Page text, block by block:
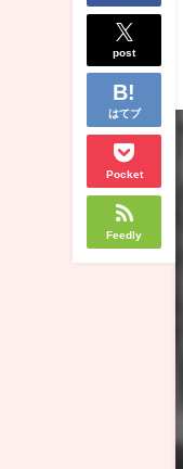
post
はてブ
Pocket
Feedly